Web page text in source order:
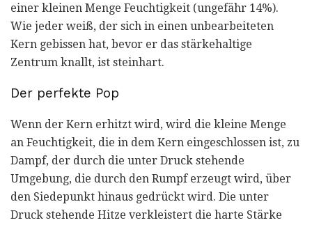
einer kleinen Menge Feuchtigkeit (ungefähr 14%).
Wie jeder weiß, der sich in einen unbearbeiteten
Kern gebissen hat, bevor er das stärkehaltige
Zentrum knallt, ist steinhart.
Der perfekte Pop
Wenn der Kern erhitzt wird, wird die kleine Menge
an Feuchtigkeit, die in dem Kern eingeschlossen ist, zu
Dampf, der durch die unter Druck stehende
Umgebung, die durch den Rumpf erzeugt wird, über
den Siedepunkt hinaus gedrückt wird. Die unter
Druck stehende Hitze verkleistert die harte Stärke